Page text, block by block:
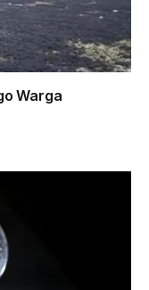
Warga